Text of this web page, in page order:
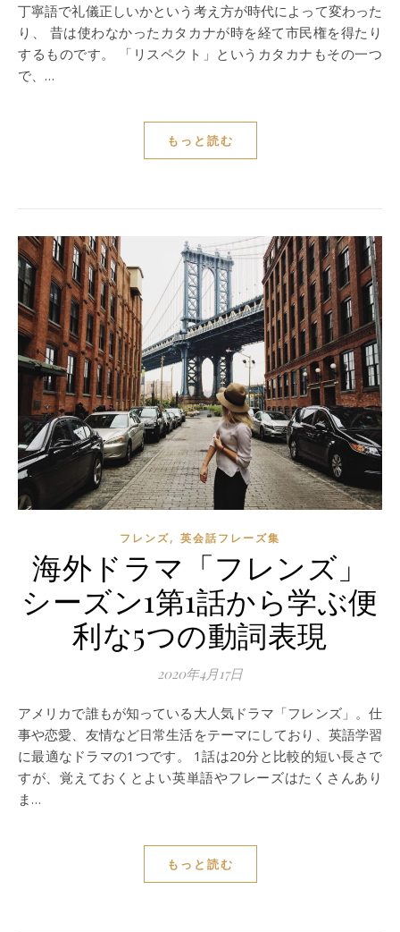
丁寧語で礼儀正しいかという考え方が時代によって変わった
り、 昔は使わなかったカタカナが時を経て市民権を得たり
するものです。 「リスペクト」というカタカナもその一つ
で、…
もっと読む
フレンズ, 英会話フレーズ集
海外ドラマ「フレンズ」
シーズン1第1話から学ぶ便
利な5つの動詞表現
2020年4月17日
アメリカで誰もが知っている大人気ドラマ「フレンズ」。仕
事や恋愛、友情など日常生活をテーマにしており、英語学習
に最適なドラマの1つです。 1話は20分と比較的短い長さで
すが、覚えておくとよい英単語やフレーズはたくさんあり
ま…
もっと読む